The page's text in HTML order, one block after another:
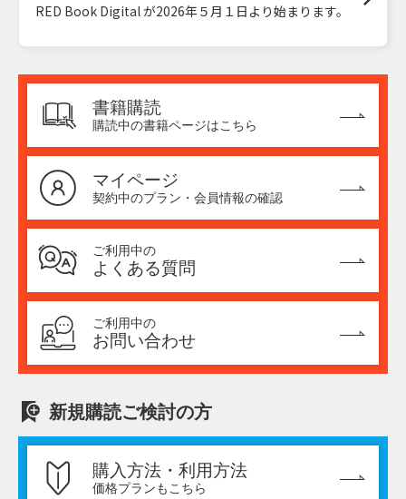
RED Book Digital が2026年５月１日より始まります。
書籍購読
購読中の書籍ページはこちら
マイページ
契約中のプラン・会員情報の確認
ご利用中の
よくある質問
ご利用中の
お問い合わせ
新規購読ご検討の方
購入方法・利用方法
価格プランもこちら